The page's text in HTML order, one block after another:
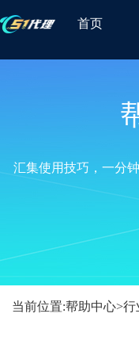
首页
汇集使用技巧，一分
当前位置:帮助中心>行